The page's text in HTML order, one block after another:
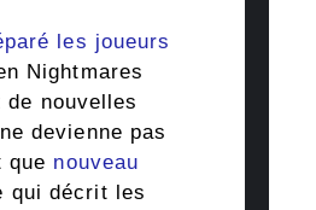
les joueurs
Nightmares
nouvelles
devienne pas
que nouveau
qui décrit les